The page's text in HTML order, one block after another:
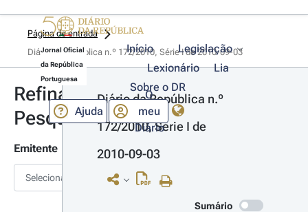
Jornal Oficial
da República
Portuguesa
Início
Legislação
Lexionário
Lia
Sobre o DR
Ajuda
O
meu
Diário
Página de entrada
Diário da República n.º 172/2010, Série I de 2010-09-03
Refinar
Pesquisa
Emitente
Selecionar
Diário da República n.º
172/2010, Série I de
2010-09-03
Sumário